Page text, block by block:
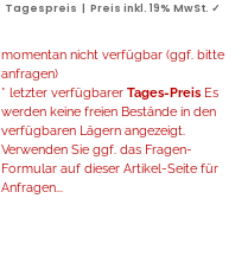
Tagespreis | Preis inkl. 19% MwSt. ✓
momentan nicht verfügbar (ggf. bitte
anfragen)
* letzter verfügbarer Tages-Preis Es
werden keine freien Bestände in den
verfügbaren Lägern angezeigt.
Verwenden Sie ggf. das Fragen-
Formular auf dieser Artikel-Seite für
Anfragen...